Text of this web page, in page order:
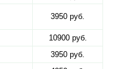
3950 руб.
10900 руб.
3950 руб.